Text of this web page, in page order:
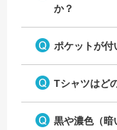
か？
ポケットが付
Tシャツはど
黒や濃色（暗